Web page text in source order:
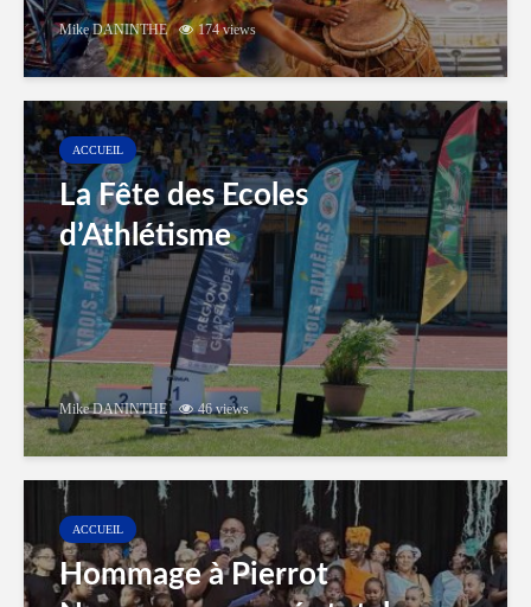
Mike DANINTHE 174 views
ACCUEIL
La Fête des Ecoles
d’Athlétisme
Mike DANINTHE 46 views
ACCUEIL
Hommage à Pierrot